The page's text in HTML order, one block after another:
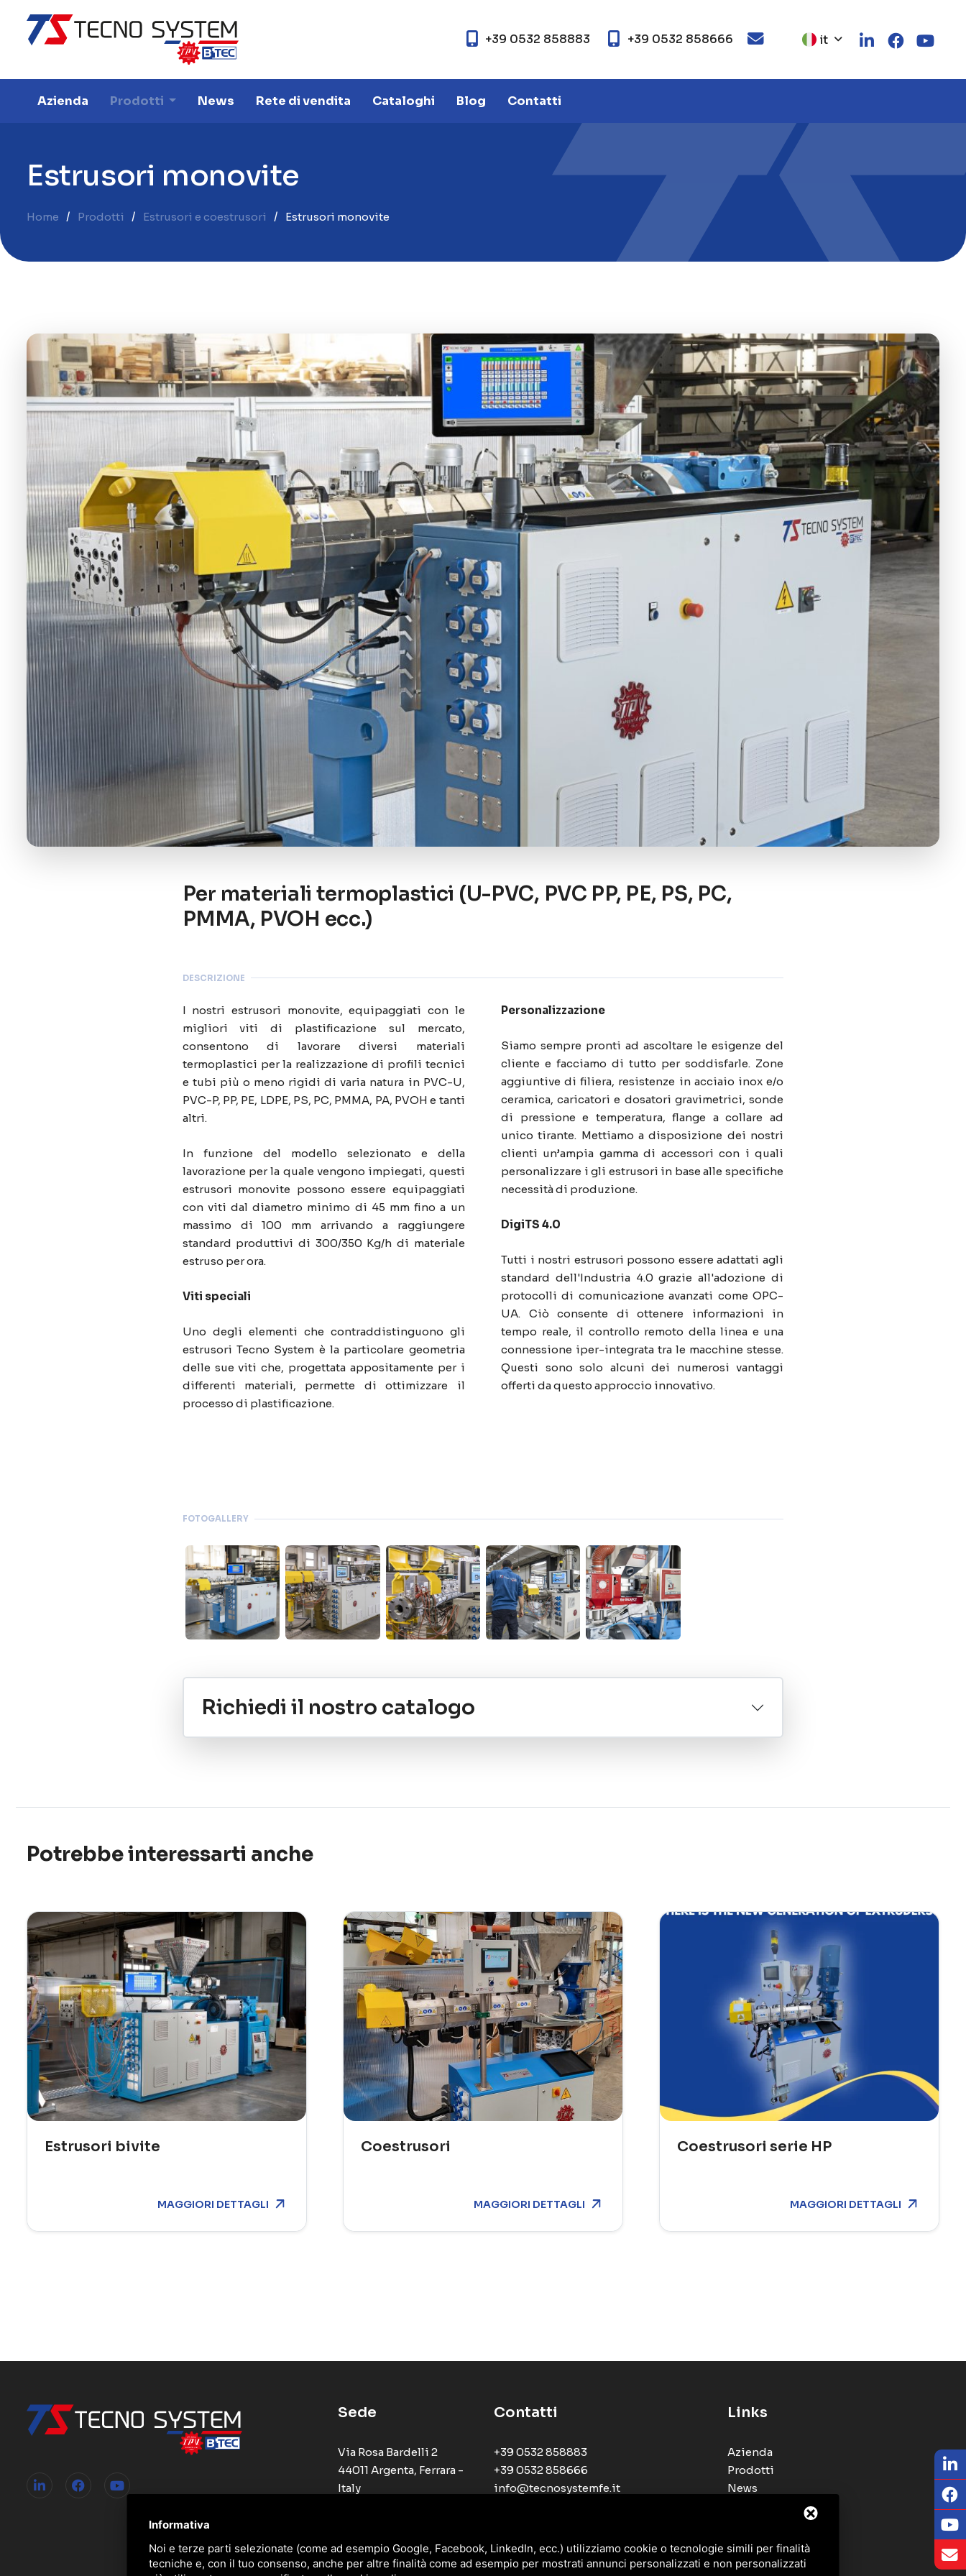
+39 0532 858883 +39 0532 858666 it
Azienda Prodotti News Rete di vendita Cataloghi Blog Contatti
Estrusori monovite
Home Prodotti Estrusori e coestrusori Estrusori monovite
Per materiali termoplastici (U-PVC, PVC PP, PE, PS, PC,
PMMA, PVOH ecc.)
DESCRIZIONE
I nostri estrusori monovite, equipaggiati con le
migliori viti di plastificazione sul mercato,
consentono di lavorare diversi materiali
termoplastici per la realizzazione di profili tecnici
e tubi più o meno rigidi di varia natura in PVC-U,
PVC-P, PP, PE, LDPE, PS, PC, PMMA, PA, PVOH e tanti
altri.
In funzione del modello selezionato e della
lavorazione per la quale vengono impiegati, questi
estrusori monovite possono essere equipaggiati
con viti dal diametro minimo di 45 mm fino a un
massimo di 100 mm arrivando a raggiungere
standard produttivi di 300/350 Kg/h di materiale
estruso per ora.
Viti speciali
Uno degli elementi che contraddistinguono gli
estrusori Tecno System è la particolare geometria
delle sue viti che, progettata appositamente per i
differenti materiali, permette di ottimizzare il
processo di plastificazione.
Personalizzazione
Siamo sempre pronti ad ascoltare le esigenze del
cliente e facciamo di tutto per soddisfarle. Zone
aggiuntive di filiera, resistenze in acciaio inox e/o
ceramica, caricatori e dosatori gravimetrici, sonde
di pressione e temperatura, flange a collare ad
unico tirante. Mettiamo a disposizione dei nostri
clienti un’ampia gamma di accessori con i quali
personalizzare i gli estrusori in base alle specifiche
necessità di produzione.
DigiTS 4.0
Tutti i nostri estrusori possono essere adattati agli
standard dell'Industria 4.0 grazie all'adozione di
protocolli di comunicazione avanzati come OPC-
UA. Ciò consente di ottenere informazioni in
tempo reale, il controllo remoto della linea e una
connessione iper-integrata tra le macchine stesse.
Questi sono solo alcuni dei numerosi vantaggi
offerti da questo approccio innovativo.
FOTOGALLERY
Richiedi il nostro catalogo
Potrebbe interessarti anche
Estrusori bivite
MAGGIORI DETTAGLI
Coestrusori
MAGGIORI DETTAGLI
Coestrusori serie HP
MAGGIORI DETTAGLI
Sede
Via Rosa Bardelli 2
44011 Argenta, Ferrara -
Italy
Contatti
+39 0532 858883
+39 0532 858666
info@tecnosystemfe.it
Links
Azienda
Prodotti
News
Rete di vendita
Blog
Contatti
Informativa
Noi e terze parti selezionate (come ad esempio Google, Facebook, LinkedIn, ecc.) utilizziamo cookie o tecnologie simili per finalità
tecniche e, con il tuo consenso, anche per altre finalità come ad esempio per mostrati annunci personalizzati e non personalizzati